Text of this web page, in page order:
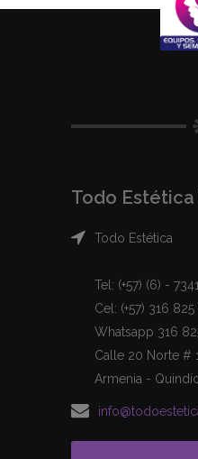
Todo
Todo Estética
Tel: (+57) (6) -
Cel: (+57) 316
Whatsapp 316
Calle 20 Norte #
Armenia -